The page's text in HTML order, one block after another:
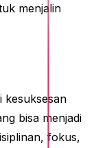
menjalin
kesuksesan
bisa menjadi
fokus,